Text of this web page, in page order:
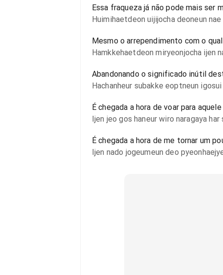
Essa fraqueza já não pode mais ser
Huimihaetdeon uijijocha deoneun
Mesmo o arrependimento com o
Hamkkehaetdeon miryeonjocha ijen
Abandonando o significado inútil
Hachanheur subakke eoptneun
É chegada a hora de voar para
Ijen jeo gos haneur wiro naragaya har
É chegada a hora de me tornar um
Ijen nado jogeumeun deo